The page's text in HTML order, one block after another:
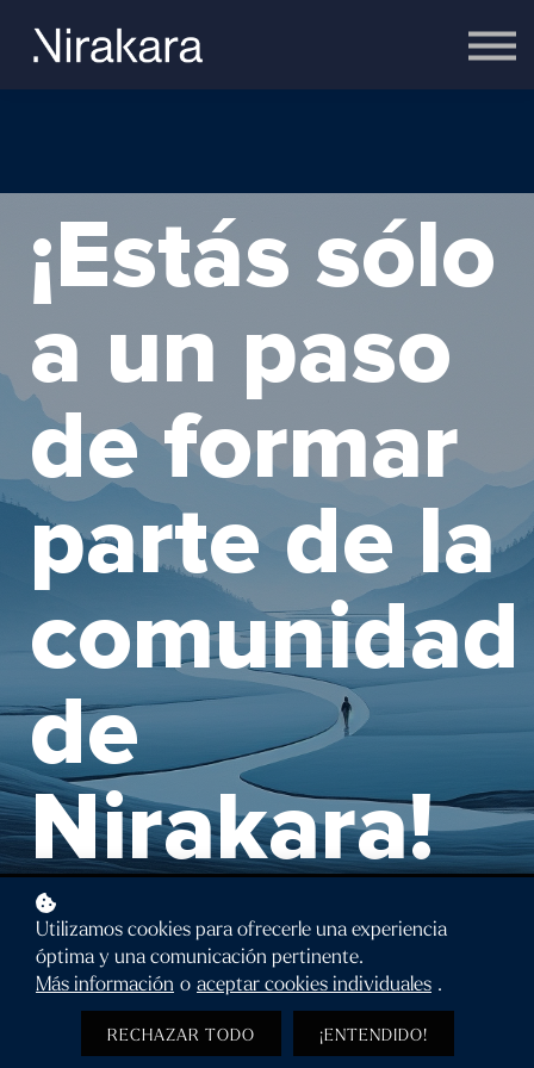
¡Estás sólo
a un paso
de formar
parte de la
comunidad
de
Nirakara!
Utilizamos cookies para ofrecerle una experiencia
óptima y una comunicación pertinente.
Más información o aceptar cookies individuales .
RECHAZAR TODO ¡ENTENDIDO!